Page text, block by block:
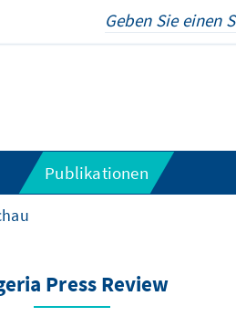
Publikationen
Press Review